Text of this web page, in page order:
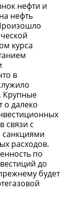
нефти и
нефть
курса
в
Крупные
о далеко
связи с
расходов.
по
до
будет